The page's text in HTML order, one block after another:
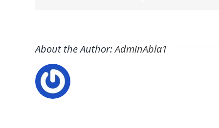
About the Author:AdminAbla1